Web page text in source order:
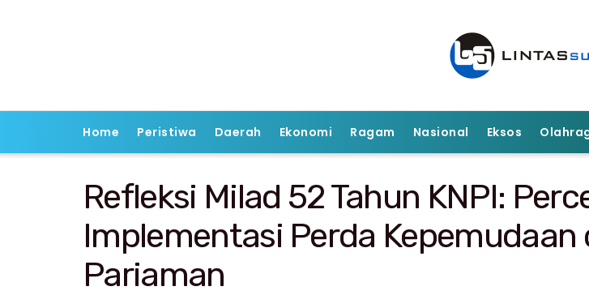
Home Peristiwa Daerah Ekonomi Ragam Nasional Eksos
Refleksi Milad 52 Tahun KNPI:
Implementasi Perda Kepemudaan
Pariaman